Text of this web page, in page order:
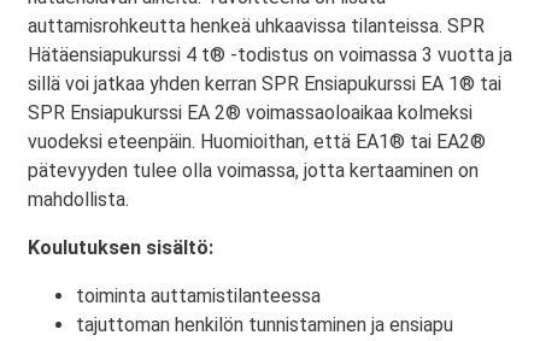
auttamisrohkeutta henkeä uhkaavissa tilanteissa. SPR
Hätäensiapukurssi 4 t® -todistus on voimassa 3 vuotta ja
sillä voi jatkaa yhden kerran SPR Ensiapukurssi EA 1® tai
SPR Ensiapukurssi EA 2® voimassaoloaikaa kolmeksi
vuodeksi eteenpäin. Huomioithan, että EA1® tai EA2®
pätevyyden tulee olla voimassa, jotta kertaaminen on
mahdollista.
Koulutuksen sisältö:
toiminta auttamistilanteessa
tajuttoman henkilön tunnistaminen ja ensiapu